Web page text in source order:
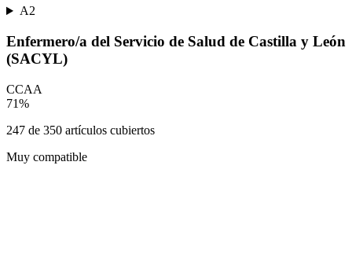
A2
Enfermero/a del Servicio de Salud de Castilla y León
(SACYL)
CCAA
71%
247 de 350 artículos cubiertos
Muy compatible